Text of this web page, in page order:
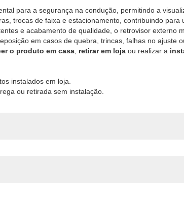
para a segurança na condução, permitindo a
trocas de faixa e estacionamento, contribuindo para
e acabamento de qualidade, o retrovisor externo
em casos de quebra, trincas, falhas no ajuste
o produto em casa retirar em loja ou realizar a
instalados em loja.
ou retirada sem instalação.